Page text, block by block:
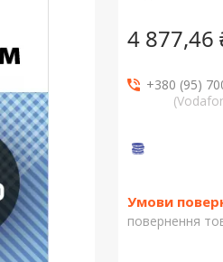
4 877,46
+380 (95)
повернення